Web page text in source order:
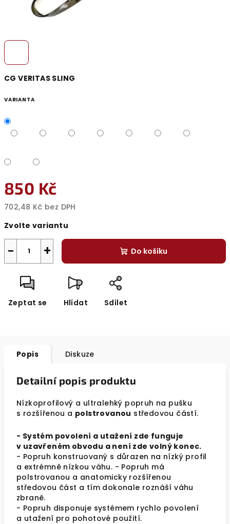
CG VERITAS SLING
VARIANTA
850 Kč
702,48 Kč bez DPH
cena:
Zvolte variantu
+
− Do košíku
Zeptat se Hlídat Sdílet
Popis Diskuze
Detailní popis produktu
Nízkoprofilový a ultralehký popruh na pušku
s rozšířenou a polstrovanou středovou částí.
- Systém povolení a utažení zde funguje
v uzavřeném obvodu a není zde volný konec.
- Popruh konstruovaný s důrazen na nízký profil
a extrémně nízkou váhu. - Popruh má
polstrovanou a anatomicky rozšířenou
středovou část a tím dokonale roznáší váhu
zbraně.
- Popruh disponuje systémem rychlo povolení
a utažení pro pohotové použití.